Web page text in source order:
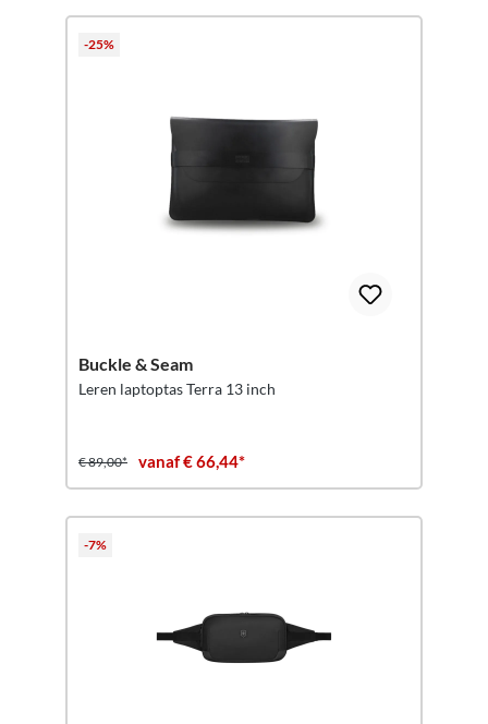
-25%
Buckle & Seam
Leren laptoptas Terra 13 inch
€ 89,00* vanaf € 66,44*
-7%